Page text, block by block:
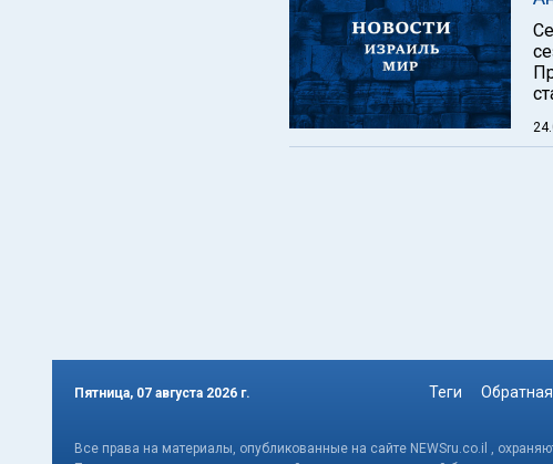
Пятница, 07 августа 2026 г. Теги
Все права на материалы, опубликованные на сайте NEWSru.co.il ,